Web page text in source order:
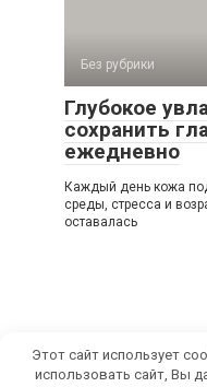
Без рубрики
Глубокое
сохранить
ежедневно
Каждый день кожа
среды, стресса и
оставалась
Этот сайт использует
использовать сайт, Вы